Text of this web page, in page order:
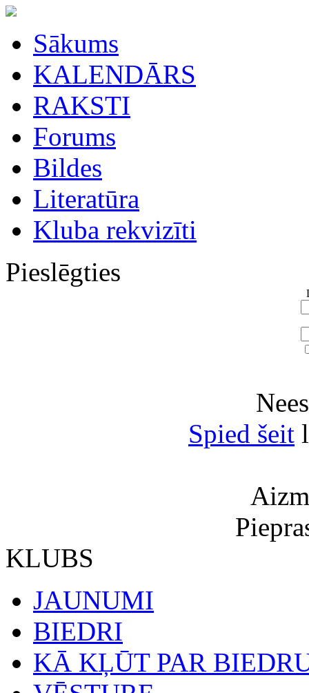
Sākums
KALENDĀRS
RAKSTI
Forums
Bildes
Literatūra
Kluba rekvizīti
Pieslēgties
Spied šeit
KLUBS
JAUNUMI
BIEDRI
KĀ KĻŪT PAR